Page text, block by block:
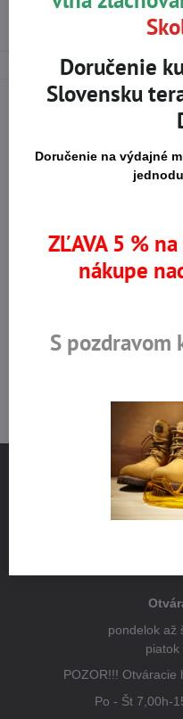
MONTÉRKOVÉ BLÚZY
Na trhu od r​. 2008
produktov
pondelok až
piatok
POZOR!!! Otváracie
Po - Št 7,00h-
Doručenie
Slovensku
Doručenie na výdajné
ZĽAVA 5 %
nákupe
S pozdravom